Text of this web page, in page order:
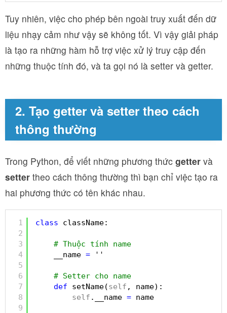
Tuy nhiên, việc cho phép bên ngoài truy xuất đến dữ
liệu nhạy cảm như vậy sẽ không tốt. Vì vậy giải pháp
là tạo ra những hàm hỗ trợ việc xử lý truy cập đến
những thuộc tính đó, và ta gọi nó là setter và getter.
2. Tạo getter và setter theo cách
thông thường
Trong Python, để viết những phương thức getter và
setter theo cách thông thường thì bạn chỉ việc tạo ra
hai phương thức có tên khác nhau.
1
2
3
4
5
6
7
8
9
class className:
# Thuộc tính name
__name = ''
# Setter cho name
def
setName(self , name):
self .__name = name